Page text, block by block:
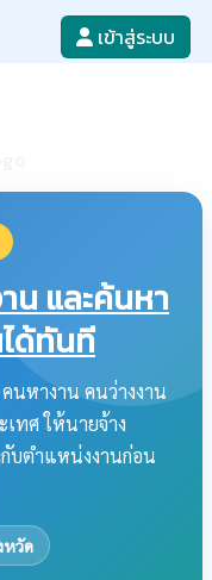
เข้าสู่ระบบ
น และค้นหา
ด้ทันที
นหางาน คนว่างงาน
ทศ ให้นายจ้าง
บตำแหน่งงานก่อน
หวัด